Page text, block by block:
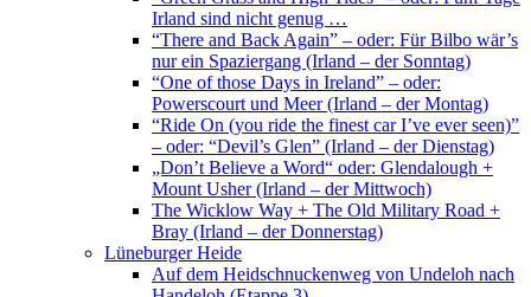
Irland sind nicht genug …
“There and Back Again” – oder: Für Bilbo wär’s
nur ein Spaziergang (Irland – der Sonntag)
“One of those Days in Ireland” – oder:
Powerscourt und Meer (Irland – der Montag)
“Ride On (you ride the finest car I’ve ever seen)”
– oder: “Devil’s Glen” (Irland – der Dienstag)
„Don’t Believe a Word“ oder: Glendalough +
Mount Usher (Irland – der Mittwoch)
The Wicklow Way + The Old Military Road +
Bray (Irland – der Donnerstag)
Lüneburger Heide
Auf dem Heidschnuckenweg von Undeloh nach